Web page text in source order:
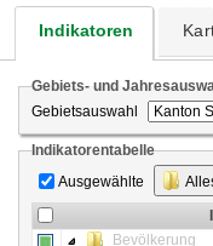
Indikatoren
Gebiets- und
Gebietsauswahl
Indikatorentabelle
Ausgewählte
Bevölkerung